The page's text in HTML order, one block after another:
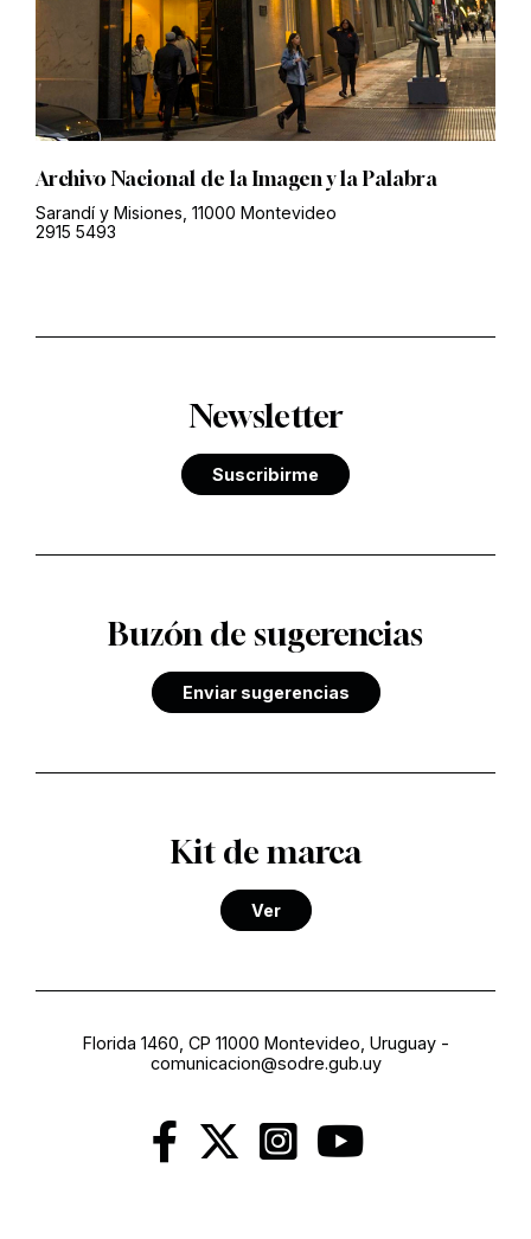
Archivo Nacional de la Imagen y la Palabra
Sarandí y Misiones, 11000 Montevideo
2915 5493
Newsletter
Suscribirme
Buzón de sugerencias
Enviar sugerencias
Kit de marca
Ver
Florida 1460, CP 11000 Montevideo, Uruguay-
comunicacion@sodre.gub.uy